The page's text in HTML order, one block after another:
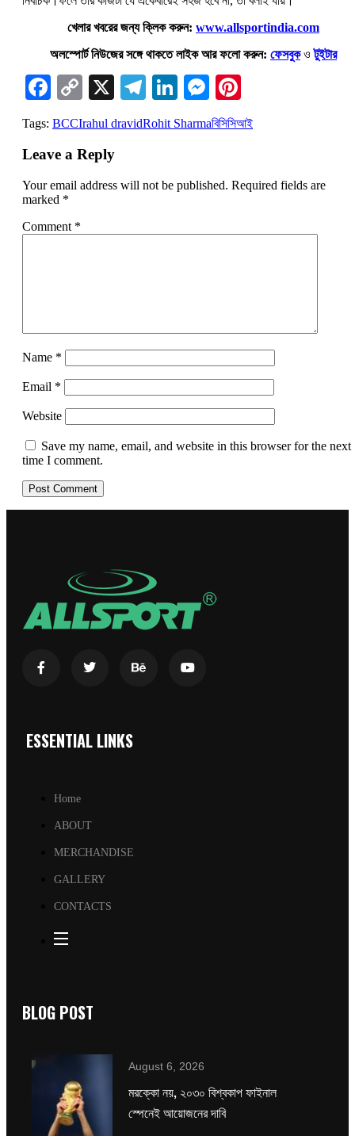
খেলার খবরের জন্য ক্লিক করুন: www.allsportindia.com
অলস্পোর্ট নিউজের সঙ্গে থাকতে লাইক আর ফলো করুন: ফেসবুকওটুইটার
Facebook
Copy
Link
X Telegram
LinkedIn
Messenger
Tags: BCCIrahul dravidRohit Sharmaবিসিসিআই
Leave a Reply
Your email address will not be published. Required fields are
marked *
Comment *
Name *
Email *
Website
Save my name, email, and website in this browser for the next
time I comment.
ESSENTIAL LINKS
Home
ABOUT
MERCHANDISE
GALLERY
CONTACTS
BLOG POST
August 6, 2026
মরক্কো নয়, ২০৩০ বিশ্বকাপ ফাইনাল
স্পেনেই আয়োজনের দাবি